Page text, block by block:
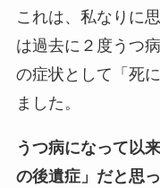
これは、私なりに
は過去に２度うつ
の症状として「死
ました。
うつ病になって以
の後遺症」だと思っ